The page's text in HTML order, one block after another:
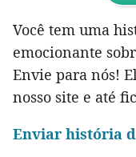
Você tem uma
emocionante
Envie para nós!
nosso site e até
Enviar história